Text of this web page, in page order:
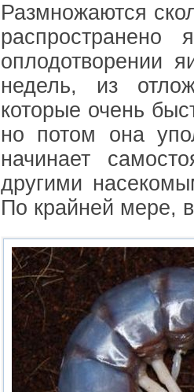
Размножаются
распространено
оплодотворении
недель, из
которые очень
но потом она
начинает
другими
По крайней мере,